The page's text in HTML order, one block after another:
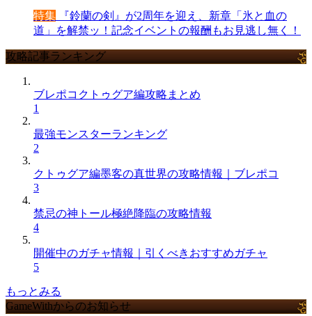
特集 『鈴蘭の剣』が2周年を迎え、新章「氷と血の
道」を解禁ッ！記念イベントの報酬もお見逃し無く！
攻略記事ランキング
ブレポコクトゥグア編攻略まとめ
1
最強モンスターランキング
2
クトゥグア編墨客の真世界の攻略情報｜ブレポコ
3
禁忌の神トール極絶降臨の攻略情報
4
開催中のガチャ情報｜引くべきおすすめガチャ
5
もっとみる
GameWithからのお知らせ